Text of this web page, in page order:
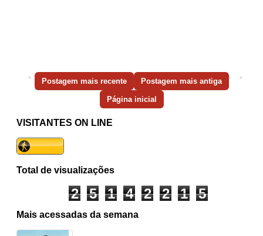
Postagem mais recente Postagem mais antiga
Página inicial
VISITANTES ON LINE
Total de visualizações
2 5 1 4 2 2 1 5
Mais acessadas da semana